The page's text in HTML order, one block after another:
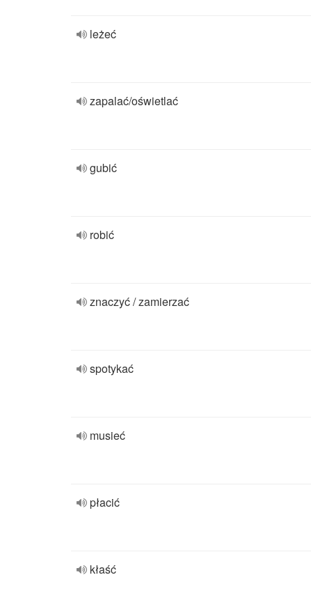
leżeć
zapalać/oświetlać
gubić
robić
znaczyć / zamierzać
spotykać
musieć
płacić
kłaść